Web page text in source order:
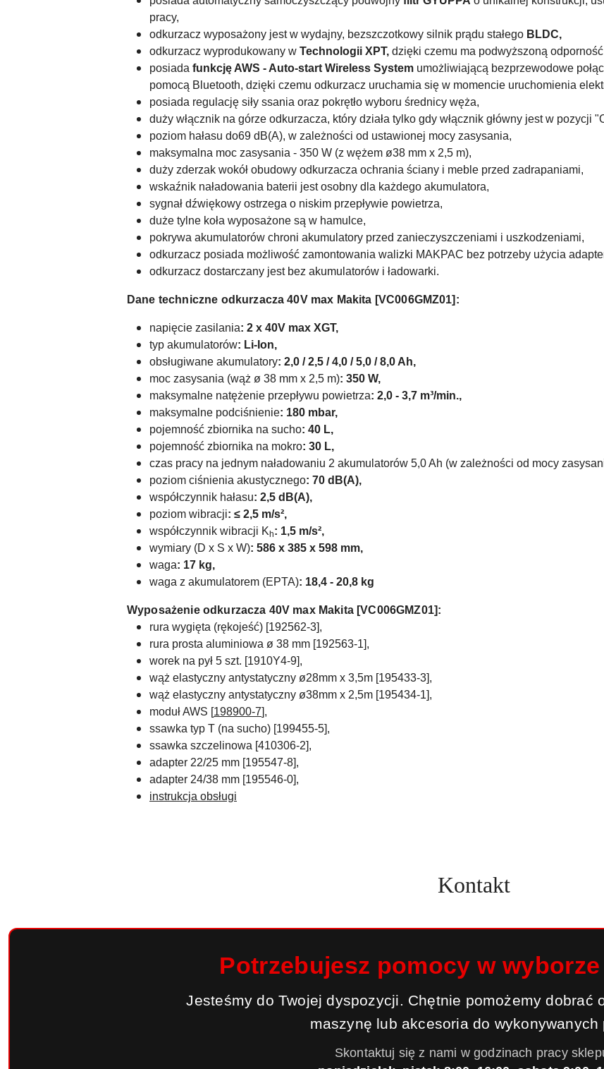
pracy,
odkurzacz wyposażony jest w wydajny, bezszczotkowy silnik prądu stałego BLDC,
odkurzacz wyprodukowany w Technologii XPT, dzięki czemu ma podwyższoną odporność
posiada funkcję AWS - Auto-start Wireless System umożliwiającą bezprzewodowe
pomocą Bluetooth, dzięki czemu odkurzacz uruchamia się w momencie uruchomienia
posiada regulację siły ssania oraz pokrętło wyboru średnicy węża,
duży włącznik na górze odkurzacza, który działa tylko gdy włącznik główny jest w pozycji
poziom hałasu do69 dB(A), w zależności od ustawionej mocy zasysania,
maksymalna moc zasysania - 350 W (z wężem ø38 mm x 2,5 m),
duży zderzak wokół obudowy odkurzacza ochrania ściany i meble przed zadrapaniami,
wskaźnik naładowania baterii jest osobny dla każdego akumulatora,
sygnał dźwiękowy ostrzega o niskim przepływie powietrza,
duże tylne koła wyposażone są w hamulce,
pokrywa akumulatorów chroni akumulatory przed zanieczyszczeniami i uszkodzeniami,
odkurzacz posiada możliwość zamontowania walizki MAKPAC bez potrzeby użycia
odkurzacz dostarczany jest bez akumulatorów i ładowarki.
Dane techniczne odkurzacza 40V max Makita [VC006GMZ01]:
napięcie zasilania: 2 x 40V max XGT,
typ akumulatorów: Li-Ion,
obsługiwane akumulatory: 2,0 / 2,5 / 4,0 / 5,0 / 8,0 Ah,
moc zasysania (wąż ø 38 mm x 2,5 m): 350 W,
maksymalne natężenie przepływu powietrza: 2,0 - 3,7 m³/min.,
maksymalne podciśnienie: 180 mbar,
pojemność zbiornika na sucho: 40 L,
pojemność zbiornika na mokro: 30 L,
czas pracy na jednym naładowaniu 2 akumulatorów 5,0 Ah (w zależności od mocy
poziom ciśnienia akustycznego: 70 dB(A),
współczynnik hałasu: 2,5 dB(A),
poziom wibracji: ≤ 2,5 m/s²,
współczynnik wibracji K h: 1,5 m/s²,
wymiary (D x S x W): 586 x 385 x 598 mm,
waga: 17 kg,
waga z akumulatorem (EPTA): 18,4 - 20,8 kg
Wyposażenie odkurzacza 40V max Makita [VC006GMZ01]:
rura wygięta (rękojeść) [192562-3],
rura prosta aluminiowa ø 38 mm [192563-1],
worek na pył 5 szt. [1910Y4-9],
wąż elastyczny antystatyczny ø28mm x 3,5m [195433-3],
wąż elastyczny antystatyczny ø38mm x 2,5m [195434-1],
moduł AWS [198900-7],
ssawka typ T (na sucho) [199455-5],
ssawka szczelinowa [410306-2],
adapter 22/25 mm [195547-8],
adapter 24/38 mm [195546-0],
instrukcja obsługi
Kontakt
Potrzebujesz pomocy w
Jesteśmy do Twojej dyspozycji. Chętnie pomożemy dobrać
maszynę lub akcesoria do wykonywanych
Skontaktuj się z nami w godzinach pracy